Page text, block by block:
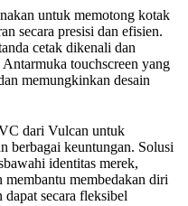
untuk memotong kotak
secara presisi dan efisien.
cetak dikenali dan
touchscreen yang
memungkinkan desain
dari Vulcan untuk
berbagai keuntungan. Solusi
identitas merek,
membedakan diri
secara fleksibel